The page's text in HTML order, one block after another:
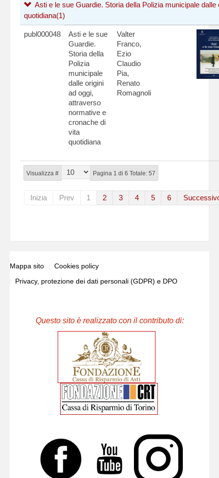
Visualizza # Pagina 1 di 6 Totale: 57
Inizia Prev 1 2 3 4 5 6
Asti e le sue Guardie. Storia della Polizia municipale
quotidiana(1)
publ000048
Asti e le sue
Guardie.
Storia della
Polizia
municipale
dalle origini
ad oggi,
attraverso
normative e
cronache di
vita
quotidiana
Valter
Franco,
Ezio
Claudio
Pia,
Renato
Romagnoli
Mappa sito
Cookies policy
Privacy, protezione dei dati personali (GDPR) e DPO
Questo sito è realizzato con il contributo di: